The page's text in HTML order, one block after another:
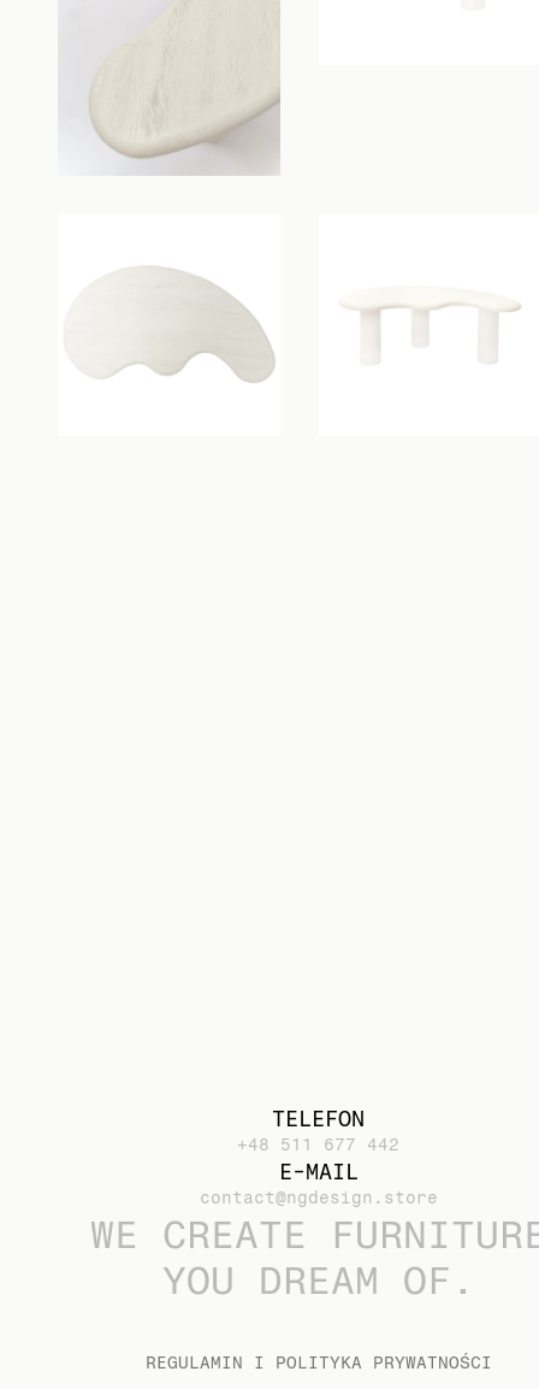
TELEFON
+48 511 677 442
E-MAIL
contact@ngdesign.store
WE CREATE
YOU DREAM OF.
REGULAMIN I POLITYKA PRYWATNOŚCI